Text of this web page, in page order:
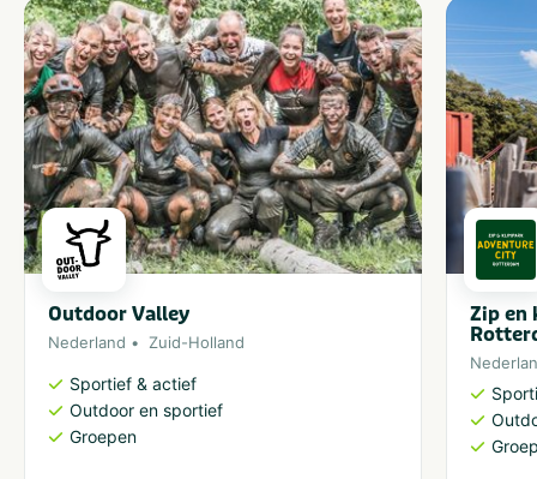
Outdoor Valley
Nederland Zuid-Holland
Sportief & actief
Outdoor en sportief
Groepen
Zip en